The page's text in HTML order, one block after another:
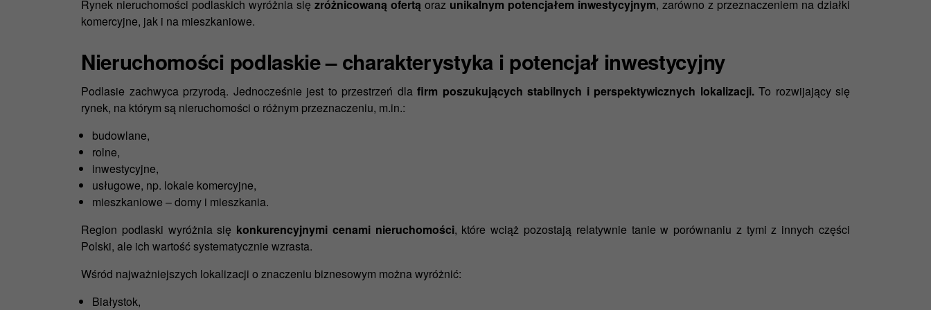
Rynek nieruchomości podlaskich wyróżnia się zróżnicowaną ofertą oraz unikalnym potencjałem inwestycyjnym, zarówno z przeznaczeniem na działki
komercyjne, jak i na mieszkaniowe.
Nieruchomości podlaskie – charakterystyka i potencjał inwestycyjny
Podlasie zachwyca przyrodą. Jednocześnie jest to przestrzeń dlafirm poszukujących stabilnych i perspektywicznych lokalizacji.To rozwijający się
rynek, na którym są nieruchomości o różnym przeznaczeniu, m.in.:
budowlane,
rolne,
inwestycyjne,
usługowe, np. lokale komercyjne,
mieszkaniowe – domy i mieszkania.
Region podlaski wyróżnia się konkurencyjnymi cenami nieruchomości, które wciąż pozostają relatywnie tanie w porównaniu z tymi z innych części
Polski, ale ich wartość systematycznie wzrasta.
Wśród najważniejszych lokalizacji o znaczeniu biznesowym można wyróżnić:
Białystok,